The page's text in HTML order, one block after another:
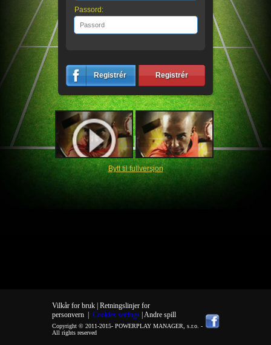
Passord:
Registrér Registrér
Bytt til fullversjon
Vilkår for bruk | Retningslinjer for
personvern| Cookies settings | Andre spill
Copyright © 2011-2015- POWERPLAY MANAGER, s.r.o. -
All rights reserved